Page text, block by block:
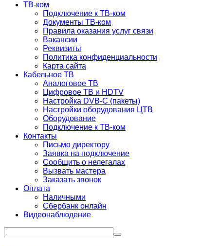
ТВ-ком
Подключение к ТВ-ком
Документы ТВ-ком
Правила оказания услуг связи
Вакансии
Реквизиты
Политика конфиденциальности
Карта сайта
Кабельное ТВ
Аналоговое ТВ
Цифровое ТВ и HDTV
Настройка DVB-C (пакеты)
Настройки оборудования ЦТВ
Оборудование
Подключение к ТВ-ком
Контакты
Письмо директору
Заявка на подключение
Сообщить о нелегалах
Вызвать мастера
Заказать звонок
Оплата
Наличными
Сбербанк онлайн
Видеонаблюдение